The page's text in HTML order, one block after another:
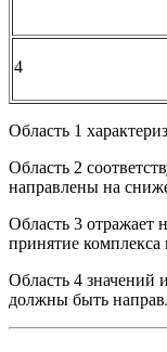
4
Область 1
Область 2
направлены на
Область 3 отражает
принятие комплекса
Область 4 значений
должны быть